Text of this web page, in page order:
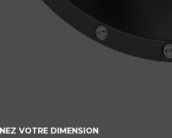
VOTRE DIMENSION
VOICI LES DIMENSIONS POUR VOTRE
Malheureusement, aucun
présentement. Nous